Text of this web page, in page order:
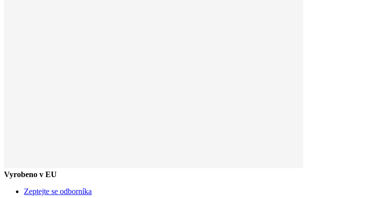
Vyrobeno v EU
Zeptejte se odborníka